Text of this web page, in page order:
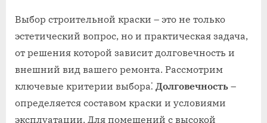
Выбор строительной краски – это не только
эстетический вопрос, но и практическая задача,
от решения которой зависит долговечность и
внешний вид вашего ремонта. Рассмотрим
ключевые критерии выбора⁚ Долговечность –
определяется составом краски и условиями
эксплуатации. Для помещений с высокой